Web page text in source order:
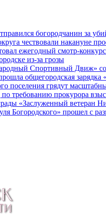
богородчанин за
чествовали накануне
ежегодный смотр-
из-за грозы
Спортивный Движ»
общегородская зарядка
поселения грядут
по требованию прокурора
«Заслуженный ветеран
Богородского» прошел с